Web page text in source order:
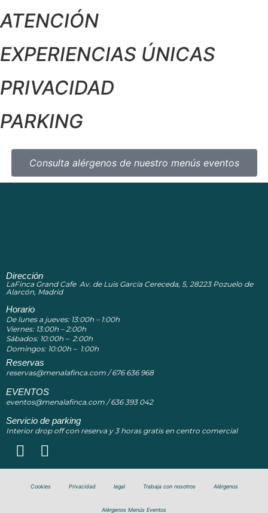
ATENCIÓN
EXPERIENCIAS ÚNICAS
PRIVACIDAD
PARKING
Consulta alérgenos de nuestro menús eventos​
Dirección
LaFinca Grand Cafe Av. de Luis García Cereceda, 5, 28223 Pozuelo de
Alarcón, Madrid
Horario
De lunes a jueves: 13:00h – 1:00h
Viernes: 13:00h – 2:00h
Sábados: 10:00h – 2:00h
Domingos: 10:00h – 1:00h
Reservas
reservas@menalafinca.com / 676 636 968
EVENTOS
eventos@menalafinca.com / 636 393 042
Servicio de parking
Interior drop off con reserva y 3 horas gratis en centro comercial
Cookies Privacidad legal Trabaja con nosotros Alérgenos
Alérgenos Menús Eventos